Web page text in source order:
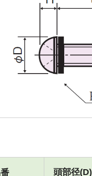
頭部径(D)